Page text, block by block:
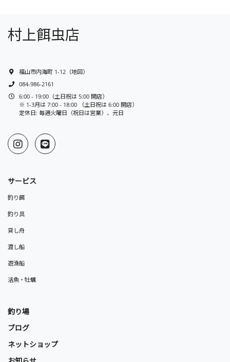
村上餌虫店
福山市内海町 1-12 （地図）
084-986-2161
6:00 - 19:00（土日祝は 5:00 開店）
※ 1-3月は 7:00 - 18:00 （土日祝は 6:00 開店）
定休日: 毎週火曜日（祝日は営業）、元日
サービス
釣り餌
釣り具
貸し舟
渡し船
遊漁船
活魚・牡蠣
釣り場
ブログ
ネットショップ